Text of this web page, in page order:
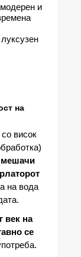
и
на
висок
мешачи
на вода
век на
се